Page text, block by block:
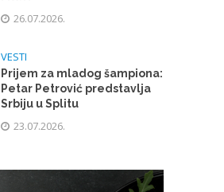
26.07.2026.
VESTI
Prijem za mladog šampiona:
Petar Petrović predstavlja
Srbiju u Splitu
23.07.2026.